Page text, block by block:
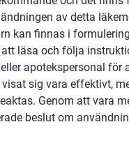
av detta
kan finnas i
läsa och följa
apotekspersonal för
sig vara effektivt,
Genom att vara
beslut om